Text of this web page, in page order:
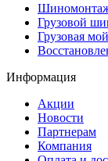
Грузовой
Грузовая
Информация
Акции
Новости
Партнерам
Компания